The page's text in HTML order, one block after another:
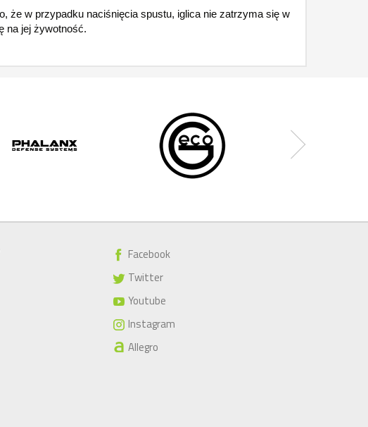
że w przypadku naciśnięcia spustu, iglica nie zatrzyma się w
na jej żywotność.
Facebook
Twitter
Youtube
Instagram
Allegro